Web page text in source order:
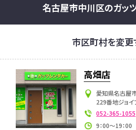
名古屋市中川区のガッ
市区町村を変更
高畑店
愛知県名古屋
229番地ジョイ
052-365-1055
9：00～19：00